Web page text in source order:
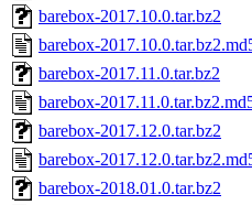
barebox-2017.10.0.tar.bz2
barebox-
barebox-2017.11.0.tar.bz2
barebox-
barebox-2017.12.0.tar.bz2
barebox-
barebox-2018.01.0.tar.bz2